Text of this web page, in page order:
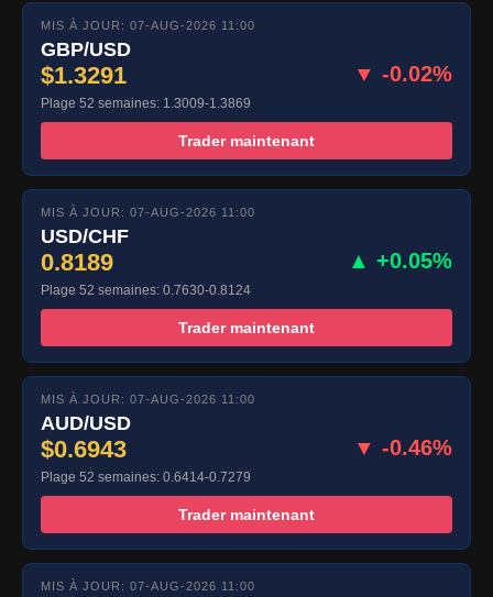
MIS À JOUR: 07-AUG-2026 11:00
GBP/USD
$1.3291 ▼ -0.02%
Plage 52 semaines: 1.3009-1.3869
Trader maintenant
MIS À JOUR: 07-AUG-2026 11:00
USD/CHF
0.8189 ▲ +0.05%
Plage 52 semaines: 0.7630-0.8124
Trader maintenant
MIS À JOUR: 07-AUG-2026 11:00
AUD/USD
$0.6943 ▼ -0.46%
Plage 52 semaines: 0.6414-0.7279
Trader maintenant
MIS À JOUR: 07-AUG-2026 11:00